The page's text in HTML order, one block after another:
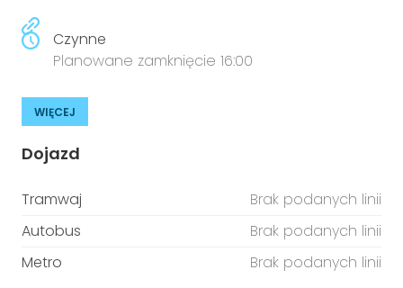
Czynne
Planowane zamknięcie 16:00
WIĘCEJ
Dojazd
Tramwaj
Brak podanych linii
Autobus
Brak podanych linii
Metro
Brak podanych linii